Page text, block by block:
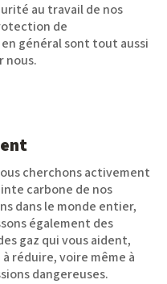
au travail de nos
de
général sont tout aussi
nous.
cherchons activement
carbone de nos
dans le monde entier,
également des
gaz qui vous aident,
réduire, voire même à
dangereuses.